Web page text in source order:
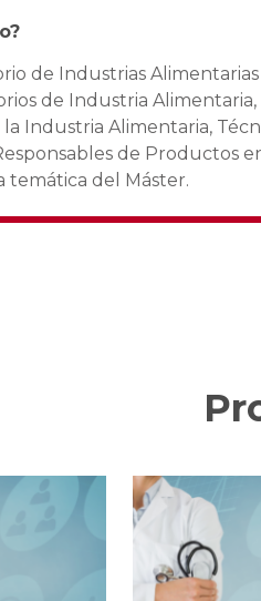
de Industrias Alimentarias
de Industria
la Industria Alimentaria,
de Productos
temática del Máster.